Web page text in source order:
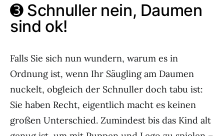
➌ Schnuller nein, Daumen
sind ok!
Falls Sie sich nun wundern, warum es in
Ordnung ist, wenn Ihr Säugling am Daumen
nuckelt, obgleich der Schnuller doch tabu ist:
Sie haben Recht, eigentlich macht es keinen
großen Unterschied. Zumindest bis das Kind alt